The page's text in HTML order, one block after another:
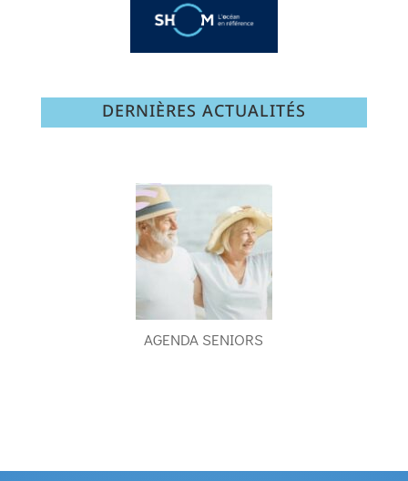
DERNIÈRES ACTUALITÉS
AGENDA SENIORS